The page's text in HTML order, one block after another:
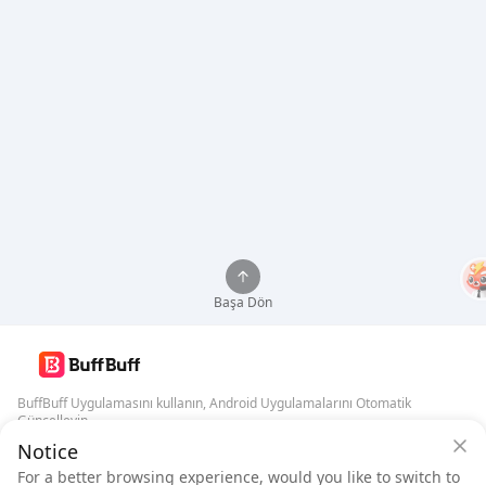
Notice
For a better browsing experience, would you like to switch to
Başa Dön
BuffBuff Uygulamasını kullanın, Android Uygulamalarını Otomatik
Güncelleyin
BuffBuff'ı İndir